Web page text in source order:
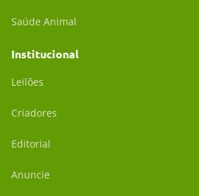
Saúde Animal
Institucional
Leilões
Criadores
Editorial
Anuncie